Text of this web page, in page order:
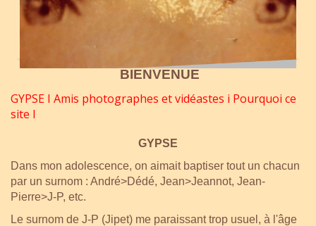
BIENVENUE
GYPSE I Amis photographes et vidéastes i Pourquoi ce
site I
GYPSE
Dans mon adolescence, on aimait baptiser tout un chacun
par un surnom : André>Dédé, Jean>Jeannot, Jean-
Pierre>J-P, etc.
Le surnom de J-P (Jipet) me paraissant trop usuel, à l'âge